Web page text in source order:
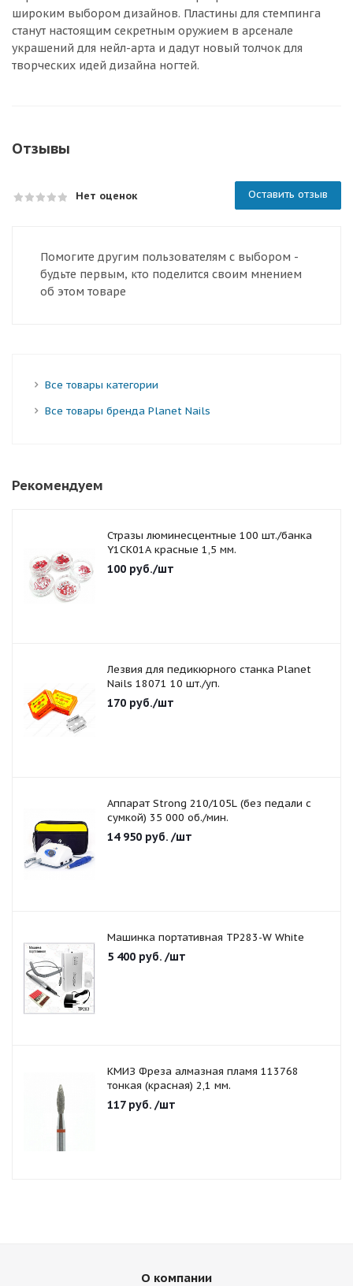
широким выбором дизайнов. Пластины для стемпинга
станут настоящим секретным оружием в арсенале
украшений для нейл-арта и дадут новый толчок для
творческих идей дизайна ногтей.
Отзывы
Нет оценок Оставить отзыв
Помогите другим пользователям с выбором -
будьте первым, кто поделится своим мнением
об этом товаре
Все товары категории
Все товары бренда Planet Nails
Рекомендуем
Стразы люминесцентные 100 шт./банка
Y1CK01A красные 1,5 мм.
100 руб./шт
Лезвия для педикюрного станка Planet
Nails 18071 10 шт./уп.
170 руб./шт
Аппарат Strong 210/105L (без педали с
сумкой) 35 000 об./мин.
14 950 руб. /шт
Машинка портативная TP283-W White
5 400 руб. /шт
КМИЗ Фреза алмазная пламя 113768
тонкая (красная) 2,1 мм.
117руб. /шт
О компании